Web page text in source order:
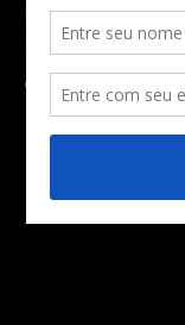
Economia
Newsletter
Carros Verdes e